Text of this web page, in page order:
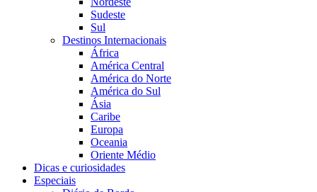
Sudeste
Sul
Destinos Internacionais
África
América Central
América do Norte
América do Sul
Ásia
Caribe
Europa
Oceania
Oriente Médio
Dicas e curiosidades
Especiais